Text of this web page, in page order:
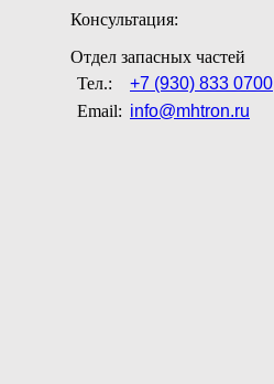
Консультация:
Отдел запасных частей
Тел.:
+7 (930) 833 0700
Email: info@mhtron.ru